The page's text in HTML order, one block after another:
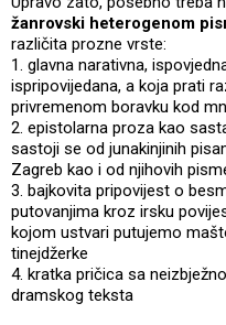
žanrovski heterogenom
različita prozne vrste:
1. glavna narativna,
ispripovijedana, a koja prati
privremenom boravku kod
2. epistolarna proza kao
sastoji se od junakinjinih
Zagreb kao i od njihovih
3. bajkovita pripovijest o
putovanjima kroz irsku
kojom ustvari putujemo
tinejdžerke
4. kratka pričica sa
dramskog teksta